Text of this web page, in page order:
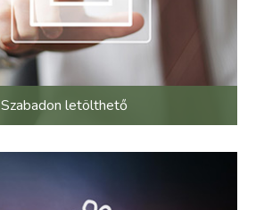
Szabadon letölthető